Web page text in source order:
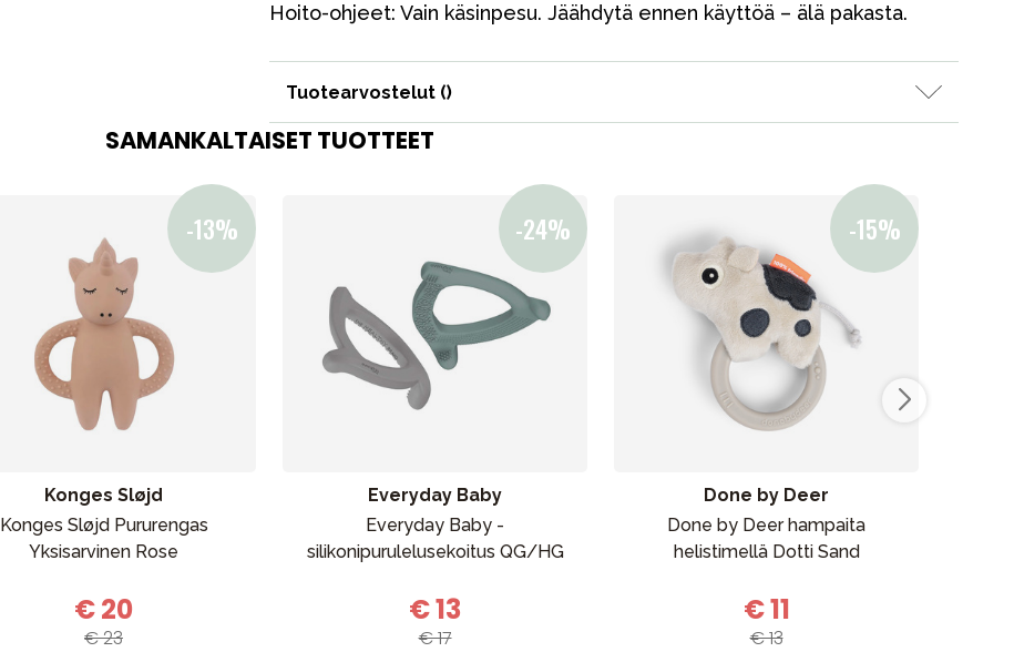
Hoito-ohjeet: Vain käsinpesu. Jäähdytä ennen käyttöä – älä pakasta.
Tuotearvostelut ()
SAMANKALTAISET TUOTTEET
Konges Sløjd
Konges Sløjd Pururengas
Yksisarvinen Rose
€ 20
€ 23
Everyday Baby
Everyday Baby -
silikonipurulelusekoitus QG/HG
€ 13
€ 17
Done by Deer
Done by Deer hampaita
helistimellä Dotti Sand
€ 11
€ 13
Äiti & Isä
Huonekalut & vuodevaatteet
Tarvikkeet
Varaosat
Kampanjat